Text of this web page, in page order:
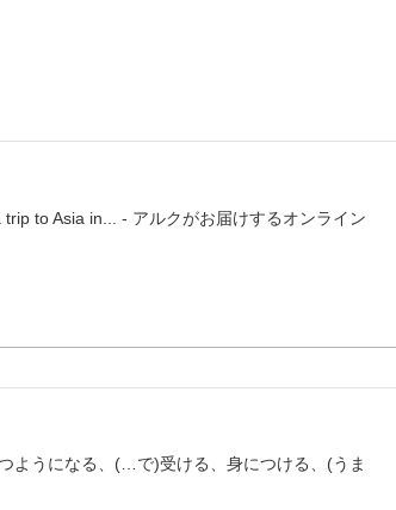
to Asia in... - アルクがお届けするオンライン
ようになる、(…で)受ける、身につける、(うま